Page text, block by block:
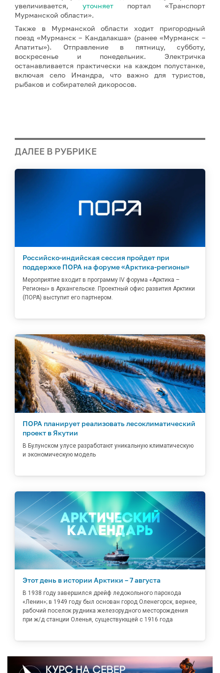
увеличивается, уточняетпортал «Транспорт
Мурманской области».
Также в Мурманской области ходит пригородный
поезд «Мурманск – Кандалакша» (ранее «Мурманск –
Апатиты»). Отправление в пятницу, субботу,
воскресенье и понедельник. Электричка
останавливается практически на каждом полустанке,
включая село Имандра, что важно для туристов,
рыбаков и собирателей дикоросов.
ДАЛЕЕ В РУБРИКЕ
Российско-индийская сессия пройдет при
поддержке ПОРА на форуме «Арктика-регионы»
Мероприятие входит в программу IV форума «Арктика –
Регионы» в Архангельске. Проектный офис развития Арктики
(ПОРА) выступит его партнером.
ПОРА планирует реализовать лесоклиматический
проект в Якутии
В Булунском улусе разработают уникальную климатическую
и экономическую модель
Этот день в истории Арктики – 7 августа
В 1938 году завершился дрейф ледокольного парохода
«Ленин»; в 1949 году был основан город Оленегорск, вернее,
рабочий поселок рудника железорудного месторождения
при ж/д станции Оленья, существующей с 1916 года